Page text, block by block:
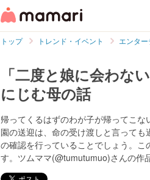
トップ トレンド・イベント エンター
「二度と娘に会わな
にじむ母の話
帰ってくるはずのわが子が帰ってこ
園の送迎は、命の受け渡しと言って
の確認を行っていることでしょう。
す。ツムママ(@tumutumuo)さんの作